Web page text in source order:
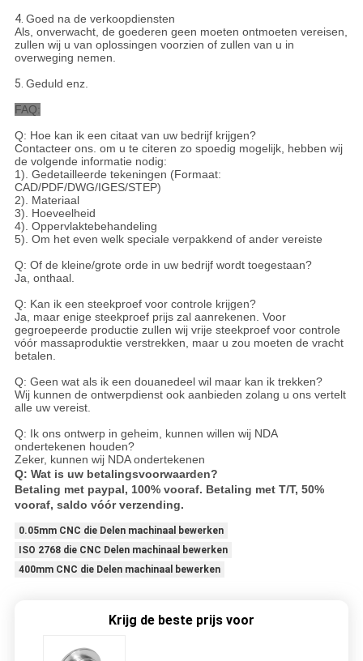
4. Goed na de verkoopdiensten
Als, onverwacht, de goederen geen moeten ontmoeten vereisen,
zullen wij u van oplossingen voorzien of zullen van u in
overweging nemen.
5. Geduld enz.
FAQ:
Q: Hoe kan ik een citaat van uw bedrijf krijgen?
Contacteer ons. om u te citeren zo spoedig mogelijk, hebben wij
de volgende informatie nodig:
1). Gedetailleerde tekeningen (Formaat:
CAD/PDF/DWG/IGES/STEP)
2). Materiaal
3). Hoeveelheid
4). Oppervlaktebehandeling
5). Om het even welk speciale verpakkend of ander vereiste
Q: Of de kleine/grote orde in uw bedrijf wordt toegestaan?
Ja, onthaal.
Q: Kan ik een steekproef voor controle krijgen?
Ja, maar enige steekproef prijs zal aanrekenen. Voor
gegroepeerde productie zullen wij vrije steekproef voor controle
vóór massaproduktie verstrekken, maar u zou moeten de vracht
betalen.
Q: Geen wat als ik een douanedeel wil maar kan ik trekken?
Wij kunnen de ontwerpdienst ook aanbieden zolang u ons vertelt
alle uw vereist.
Q: Ik ons ontwerp in geheim, kunnen willen wij NDA
ondertekenen houden?
Zeker, kunnen wij NDA ondertekenen
Q: Wat is uw betalingsvoorwaarden?
Betaling met paypal, 100% vooraf. Betaling met T/T, 50%
vooraf, saldo vóór verzending.
0.05mm CNC die Delen machinaal bewerken
ISO 2768 die CNC Delen machinaal bewerken
400mm CNC die Delen machinaal bewerken
Krijg de beste prijs voor